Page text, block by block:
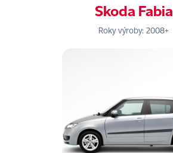
Skoda Fabia
Roky výroby: 2008+